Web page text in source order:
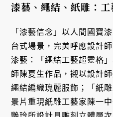
漆藝、繩結、紙雕：
「漆藝信念」以人間國寶
台式場景，完美呼應設計
漆藝：「繩結工藝超靈格
師陳夏生作品，襯以設計
繩結編織瑰麗服飾；「紙
景片重現紙雕工藝家陳一